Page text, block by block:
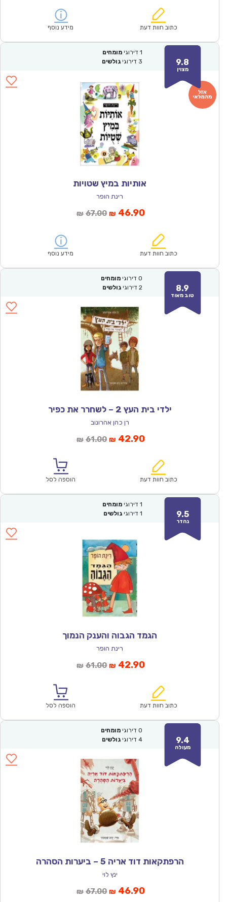
₪57.00.
הוא:
כתוב חוות דעת מידע נוסף
9.8
מצוין
1 דירוגי מומחים
3 דירוגי גולשים
אותיות במיץ שטויות
רינת הופר
₪ 67.00המחיר
₪67.00.
₪ 46.90המחיר
הוא:
כתוב חוות דעת מידע נוסף
8.9
טוב מאוד
0 דירוגי מומחים
2 דירוגי גולשים
ילדי בית העץ 2 – לשחרר את כפיר
רן כהן אהרונוב
₪ 61.00המחיר
₪61.00.
₪ 42.90המחיר
הוא:
כתוב חוות דעת הוספה לסל
9.5
נהדר
1 דירוגי מומחים
1 דירוגי גולשים
הגמד הגבוה והענק הנמוך
רינת הופר
₪ 61.00המחיר
₪61.00.
₪ 42.90המחיר
הוא:
כתוב חוות דעת הוספה לסל
9.4
מעולה
0 דירוגי מומחים
4 דירוגי גולשים
הרפתקאות דוד אריה 5 – ביערות הסהרה
ינץ לוי
₪ 67.00המחיר
₪ 46.90המחיר